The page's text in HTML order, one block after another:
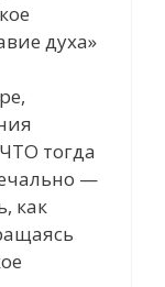
духа»
тогда
—
как